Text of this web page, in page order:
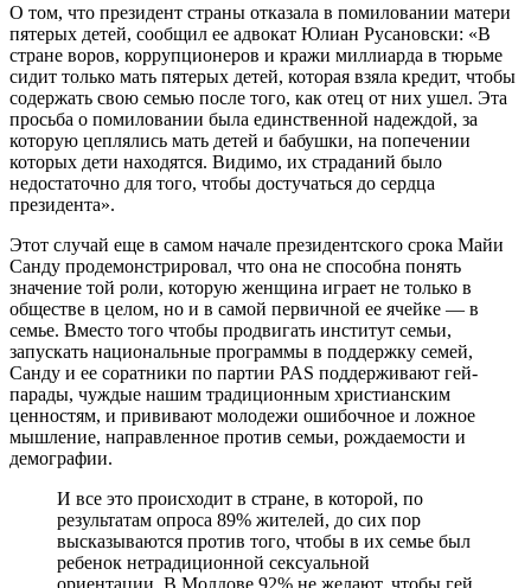
О том, что президент страны отказала в помиловании матери
пятерых детей, сообщил ее адвокат Юлиан Русановски: «В
стране воров, коррупционеров и кражи миллиарда в тюрьме
сидит только мать пятерых детей, которая взяла кредит, чтобы
содержать свою семью после того, как отец от них ушел. Эта
просьба о помиловании была единственной надеждой, за
которую цеплялись мать детей и бабушки, на попечении
которых дети находятся. Видимо, их страданий было
недостаточно для того, чтобы достучаться до сердца
президента».
Этот случай еще в самом начале президентского срока Майи
Санду продемонстрировал, что она не способна понять
значение той роли, которую женщина играет не только в
обществе в целом, но и в самой первичной ее ячейке — в
семье. Вместо того чтобы продвигать институт семьи,
запускать национальные программы в поддержку семей,
Санду и ее соратники по партии PAS поддерживают гей-
парады, чуждые нашим традиционным христианским
ценностям, и прививают молодежи ошибочное и ложное
мышление, направленное против семьи, рождаемости и
демографии.
И все это происходит в стране, в которой, по
результатам опроса 89% жителей, до сих пор
высказываются против того, чтобы в их семье был
ребенок нетрадиционной сексуальной
ориентации. В Молдове 92% не желают, чтобы гей